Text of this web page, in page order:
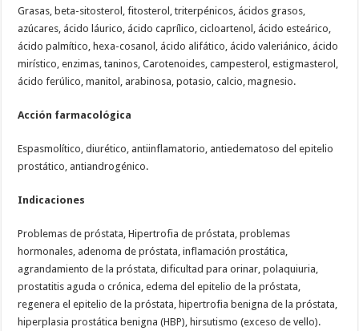
Grasas, beta-sitosterol, fitosterol, triterpénicos, ácidos grasos,
azúcares, ácido láurico, ácido caprílico, cicloartenol, ácido esteárico,
ácido palmítico, hexa-cosanol, ácido alifático, ácido valeriánico, ácido
mirístico, enzimas, taninos, Carotenoides, campesterol, estigmasterol,
ácido ferúlico, manitol, arabinosa, potasio, calcio, magnesio.
Acción farmacológica
Espasmolítico, diurético, antiinflamatorio, antiedematoso del epitelio
prostático, antiandrogénico.
Indicaciones
Problemas de próstata, Hipertrofia de próstata, problemas
hormonales, adenoma de próstata, inflamación prostática,
agrandamiento de la próstata, dificultad para orinar, polaquiuria,
prostatitis aguda o crónica, edema del epitelio de la próstata,
regenera el epitelio de la próstata, hipertrofia benigna de la próstata,
hiperplasia prostática benigna (HBP), hirsutismo (exceso de vello).